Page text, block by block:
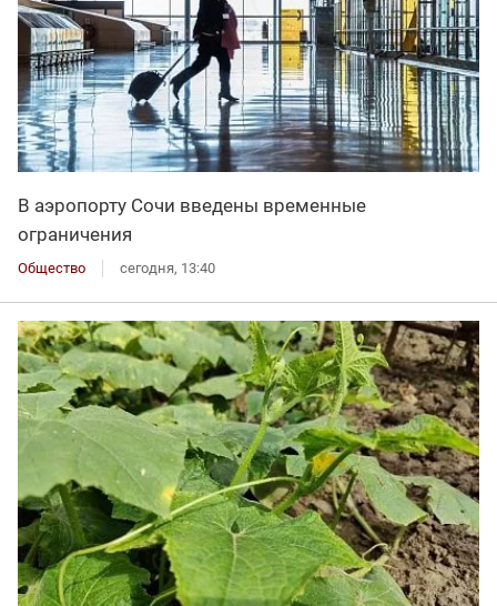
В аэропорту Сочи введены временные
ограничения
Общество сегодня, 13:40